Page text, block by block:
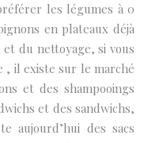
les légumes à 0
en plateaux déjà
du nettoyage, si vous
, il existe sur le marché
et des shampooings
et des sandwichs,
aujourd’hui des sacs